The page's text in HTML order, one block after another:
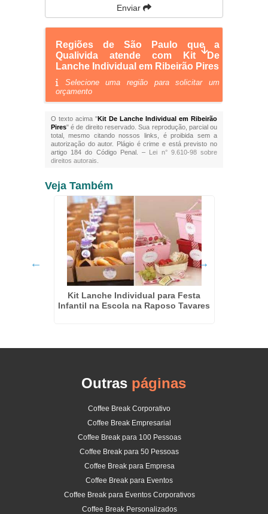
Enviar
Regiões de São Paulo que a
Qualivida atende com Kit De
Lanche Individual em Ribeirão Pires
Selecione uma região para solicitar um
orçamento
O texto acima "Kit De Lanche Individual em Ribeirão
Pires" é de direito reservado. Sua reprodução, parcial ou
total, mesmo citando nossos links, é proibida sem a
autorização do autor. Plágio é crime e está previsto no
artigo 184 do Código Penal. – Lei n° 9.610-98 sobre
direitos autorais
Veja Também
Kit Lanche Individual para Festa
Infantil na Escola na Raposo Tavares
Outras páginas
Coffee Break Corporativo
Coffee Break Empresarial
Coffee Break para 100 Pessoas
Coffee Break para 50 Pessoas
Coffee Break para Empresa
Coffee Break para Eventos
Coffee Break para Eventos Corporativos
Coffee Break Personalizados